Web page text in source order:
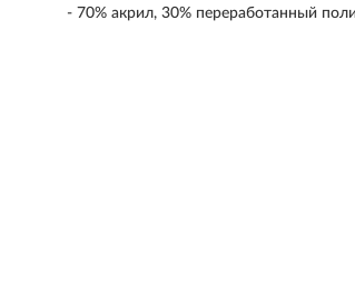
- 70% акрил, 30% переработанный